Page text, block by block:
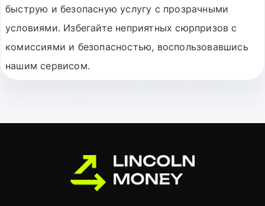
быструю и безопасную услугу с прозрачными
условиями. Избегайте неприятных сюрпризов с
комиссиями и безопасностью, воспользовавшись
нашим сервисом.